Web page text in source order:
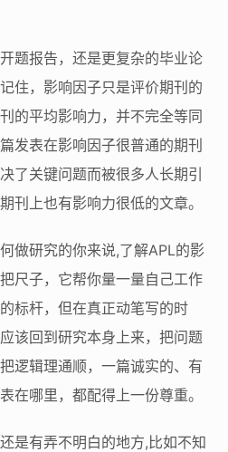
题报告，还是更复杂的毕业论
住，影响因子只是评价期刊的
的平均影响力，并不完全等同
发表在影响因子很普通的期刊
了关键问题而被很多人长期引
刊上也有影响力很低的文章。
做研究的你来说,了解APL的影
尺子，它帮你量一量自己工作
标杆，但在真正动笔写的时
该回到研究本身上来，把问题
逻辑理通顺，一篇诚实的、有
在哪里，都配得上一份尊重。
是有弄不明白的地方,比如不知